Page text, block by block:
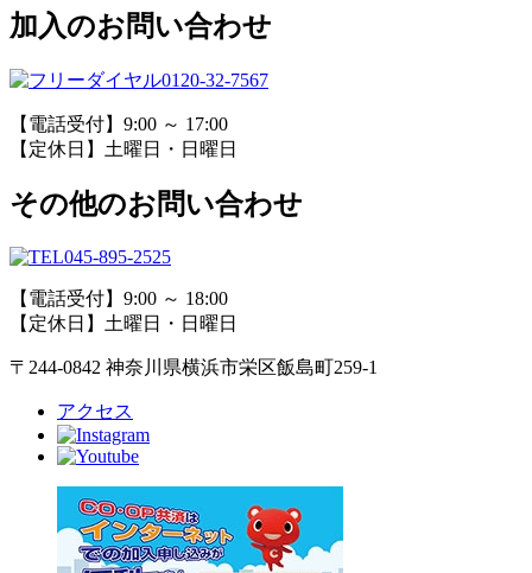
加入のお問い合わせ
0120-32-7567
【電話受付】9:00 ～ 17:00
【定休日】土曜日・日曜日
その他のお問い合わせ
045-895-2525
【電話受付】9:00 ～ 18:00
【定休日】土曜日・日曜日
〒244-0842 神奈川県横浜市栄区飯島町259-1
アクセス